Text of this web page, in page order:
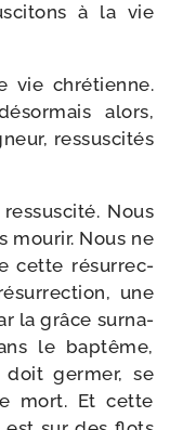
à la vie
vie chré­tienne.
alors,
res­sus­ci­tés
Nous
mou­rir. Nous ne
cette résur­rec­
une
la grâce sur­na­
le bap­tême,
doit ger­mer, se
mort. Et cette